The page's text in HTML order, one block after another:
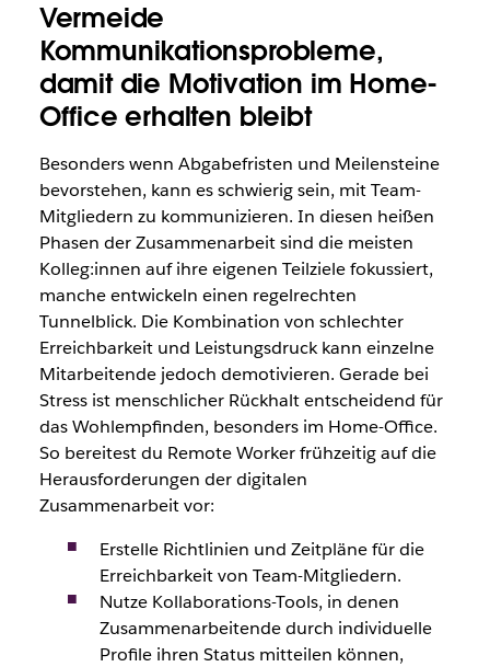
Vermeide
Kommunikationsprobleme,
damit die Motivation im Home-
Office erhalten bleibt
Besonders wenn Abgabefristen und Meilensteine
bevorstehen, kann es schwierig sein, mit Team-
Mitgliedern zu kommunizieren. In diesen heißen
Phasen der Zusammenarbeit sind die meisten
Kolleg:innen auf ihre eigenen Teilziele fokussiert,
manche entwickeln einen regelrechten
Tunnelblick. Die Kombination von schlechter
Erreichbarkeit und Leistungsdruck kann einzelne
Mitarbeitende jedoch demotivieren. Gerade bei
Stress ist menschlicher Rückhalt entscheidend für
das Wohlempfinden, besonders im Home-Office.
So bereitest du Remote Worker frühzeitig auf die
Herausforderungen der digitalen
Zusammenarbeit vor:
Erstelle Richtlinien und Zeitpläne für die
Erreichbarkeit von Team-Mitgliedern.
Nutze Kollaborations-Tools, in denen
Zusammenarbeitende durch individuelle
Profile ihren Status mitteilen können,